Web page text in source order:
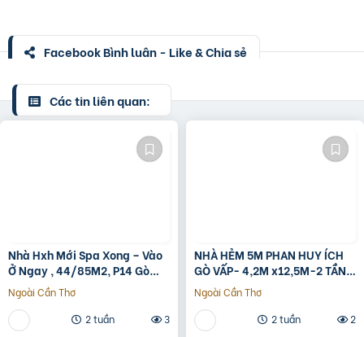
Facebook Bình luận - Like & Chia sẻ
Các tin liên quan:
Nhà Hxh Mới Spa Xong – Vào
Ở Ngay , 44/85M2, P14 Gò
Vấp, Giá 4.X Tỷ
Ngoài Cần Thơ
2 tuần
3
NHÀ HẺM 5M PHAN HUY ÍCH
GÒ VẤP- 4,2M x12,5M-2 TẦNG
– GIÁ 4,4 TỶ
Ngoài Cần Thơ
2 tuần
2